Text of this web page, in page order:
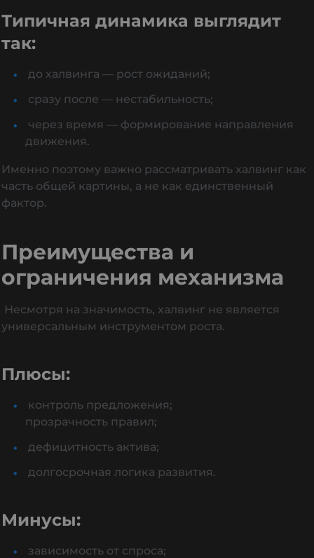
Типичная динамика выглядит
так:
до халвинга — рост ожиданий;
сразу после — нестабильность;
через время — формирование направления
движения.
Именно поэтому важно рассматривать халвинг как
часть общей картины, а не как единственный
фактор.
Преимущества и
ограничения механизма
Несмотря на значимость, халвинг не является
универсальным инструментом роста.
Плюсы:
контроль предложения;
прозрачность правил;
дефицитность актива;
долгосрочная логика развития.
Минусы:
зависимость от спроса;